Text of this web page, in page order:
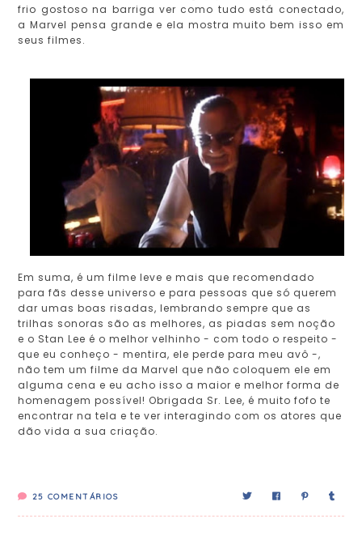
frio gostoso na barriga ver como tudo está conectado,
a Marvel pensa grande e ela mostra muito bem isso em
seus filmes.
Em suma, é um filme leve e mais que recomendado
para fãs desse universo e para pessoas que só querem
dar umas boas risadas, lembrando sempre que as
trilhas sonoras são as melhores, as piadas sem noção
e o Stan Lee é o melhor velhinho - com todo o respeito -
que eu conheço - mentira, ele perde para meu avô -,
não tem um filme da Marvel que não coloquem ele em
alguma cena e eu acho isso a maior e melhor forma de
homenagem possível! Obrigada Sr. Lee, é muito fofo te
encontrar na tela e te ver interagindo com os atores que
dão vida a sua criação.
25 COMENTÁRIOS